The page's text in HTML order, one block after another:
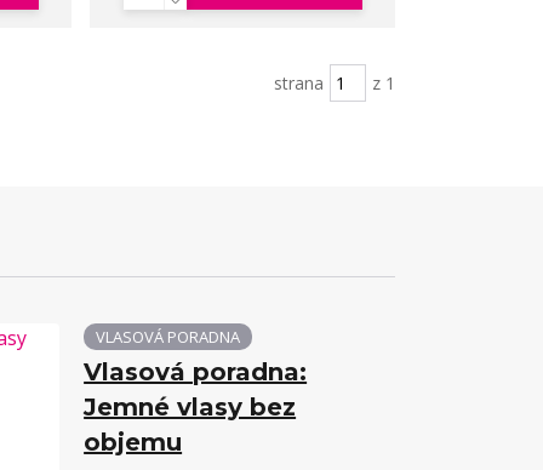
strana z 1
VLASOVÁ PORADNA
Vlasová poradna:
Jemné vlasy bez
objemu